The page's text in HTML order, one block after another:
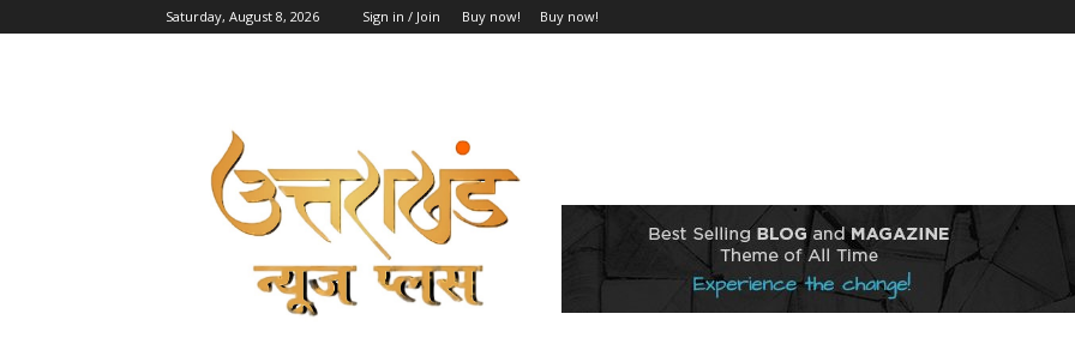
Saturday, August 8, 2026 Sign in / Join Buy now! Buy now!